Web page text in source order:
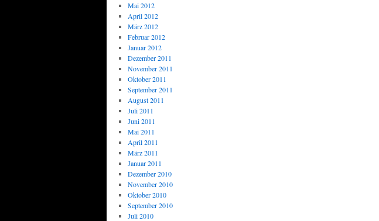
Mai 2012
April 2012
März 2012
Februar 2012
Januar 2012
Dezember 2011
November 2011
Oktober 2011
September 2011
August 2011
Juli 2011
Juni 2011
Mai 2011
April 2011
März 2011
Januar 2011
Dezember 2010
November 2010
Oktober 2010
September 2010
Juli 2010